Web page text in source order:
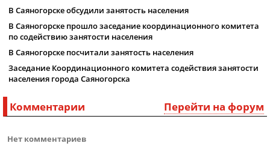
В Саяногорске обсудили занятость населения
В Саяногорске прошло заседание координационного комитета
по содействию занятости населения
В Саяногорске посчитали занятость населения
Заседание Координационного комитета содействия занятости
населения города Саяногорска
Перейти на форум
Комментарии
Нет комментариев